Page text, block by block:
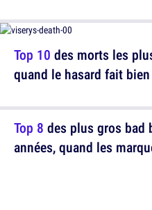
Top 8 des plus gros bad
années, quand les
Top 10 des morts les
quand le hasard fait